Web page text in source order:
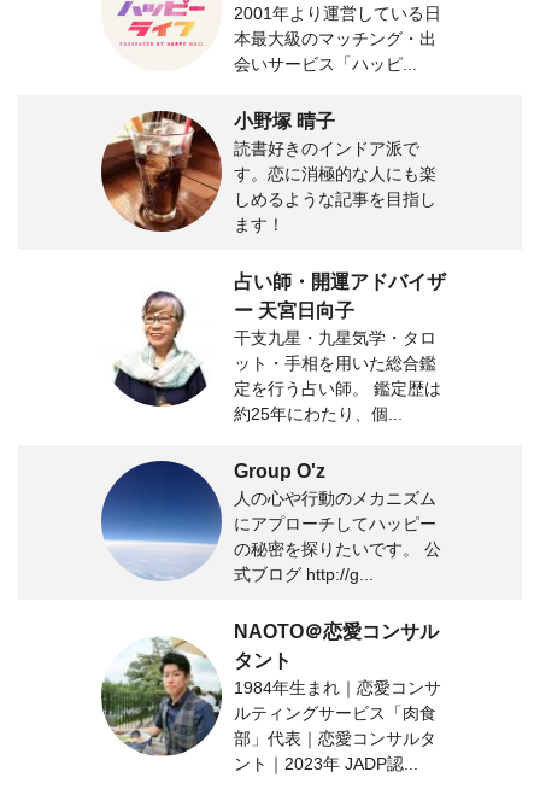
2001年より運営している日
本最大級のマッチング・出
会いサービス「ハッピ...
小野塚 晴子
読書好きのインドア派で
す。恋に消極的な人にも楽
しめるような記事を目指し
ます！
占い師・開運アドバイザ
ー 天宮日向子
干支九星・九星気学・タロ
ット・手相を用いた総合鑑
定を行う占い師。 鑑定歴は
約25年にわたり、個...
Group O'z
人の心や行動のメカニズム
にアプローチしてハッピー
の秘密を探りたいです。 公
式ブログ http://g...
NAOTO＠恋愛コンサル
タント
1984年生まれ｜恋愛コンサ
ルティングサービス「肉食
部」代表｜恋愛コンサルタ
ント｜2023年 JADP認...